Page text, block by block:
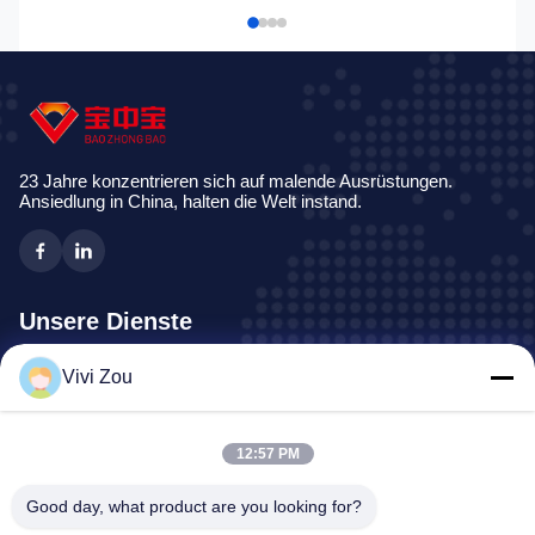
23 Jahre konzentrieren sich auf malende Ausrüstungen.
Ansiedlung in China, halten die Welt instand.
Unsere Dienste
Fahrzeug-Malerei-Fertigungsstraße
Automobilfarben-Linie
Bus-Spraystand
Vivi Zou
12:57 PM
Good day, what product are you looking for?